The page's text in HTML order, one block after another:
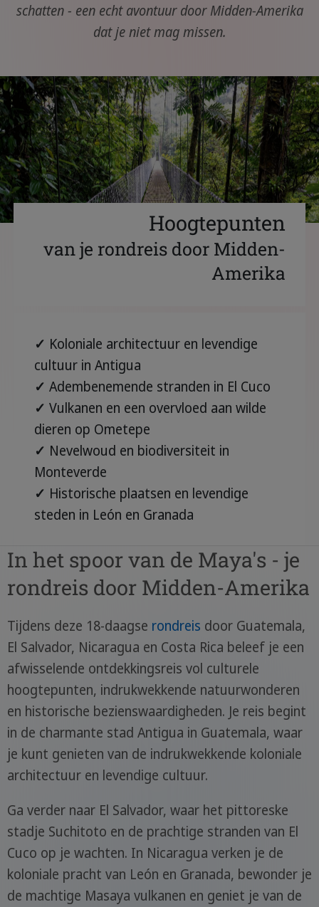
schatten - een echt avontuur door Midden-Amerika
dat je niet mag missen.
Hoogtepunten
van je rondreis door Midden-
Amerika
✓ Koloniale architectuur en levendige
cultuur in Antigua
✓ Adembenemende stranden in El Cuco
✓ Vulkanen en een overvloed aan wilde
dieren op Ometepe
✓ Nevelwoud en biodiversiteit in
Monteverde
✓ Historische plaatsen en levendige
steden in León en Granada
In het spoor van de Maya's - je
rondreis door Midden-Amerika
Tijdens deze 18-daagse rondreis door Guatemala,
El Salvador, Nicaragua en Costa Rica beleef je een
afwisselende ontdekkingsreis vol culturele
hoogtepunten, indrukwekkende natuurwonderen
en historische bezienswaardigheden. Je reis begint
in de charmante stad Antigua in Guatemala, waar
je kunt genieten van de indrukwekkende koloniale
architectuur en levendige cultuur.
Ga verder naar El Salvador, waar het pittoreske
stadje Suchitoto en de prachtige stranden van El
Cuco op je wachten. In Nicaragua verken je de
koloniale pracht van León en Granada, bewonder je
de machtige Masaya vulkanen en geniet je van de